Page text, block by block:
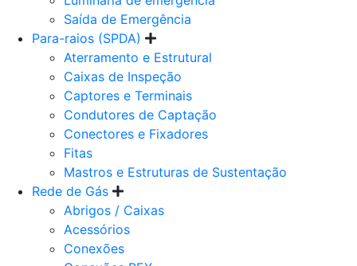
Saída de Emergência
Para-raios (SPDA)
Aterramento e Estrutural
Caixas de Inspeção
Captores e Terminais
Condutores de Captação
Conectores e Fixadores
Fitas
Mastros e Estruturas de Sustentação
Rede de Gás
Abrigos / Caixas
Acessórios
Conexões